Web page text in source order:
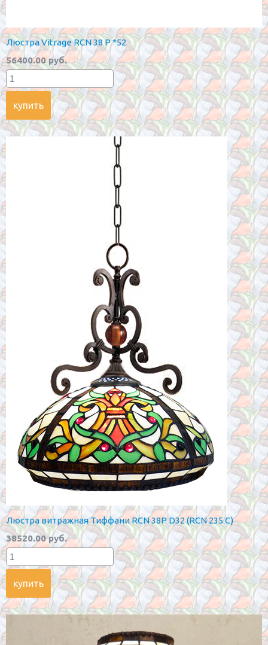
Люстра Vitrage RCN 38 P *52
56400.00 руб.
Люстра витражная Тиффани RCN 38P D32 (RCN 235 C)
38520.00 руб.